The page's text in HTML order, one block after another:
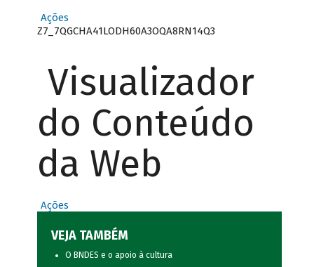
Ações
Z7_7QGCHA41LODH60A3OQA8RN14Q3
Visualizador
do Conteúdo
da Web
Ações
VEJA TAMBÉM
O BNDES e o apoio à cultura